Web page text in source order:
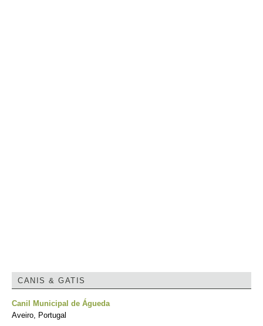
CANIS & GATIS
Canil Municipal de Águeda
Aveiro, Portugal